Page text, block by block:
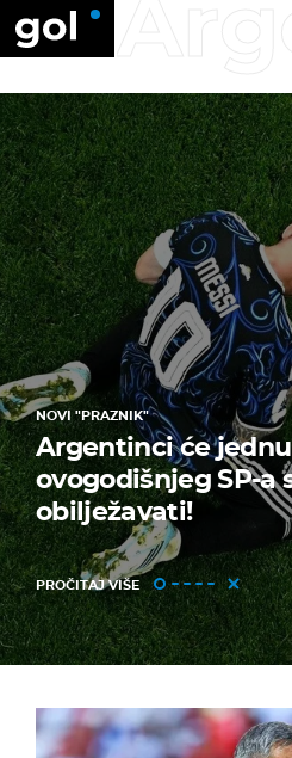
NOVI "PRAZNIK"
Argentinci će
ovogodišnjeg SP-a
obilježavati!
PROČITAJ VIŠE